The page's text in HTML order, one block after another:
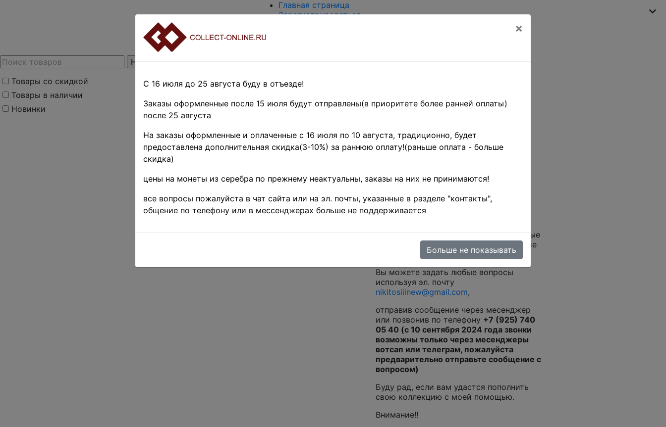
Товары со скидкой
Товары в наличии
Новинки
Главная страница
Зарегистрироваться
Оценка и покупка
Поиск по магазину
Проект
"COLLECT-
ONLINE"
Большой выбор коллекционного
материала на одной площадке,
материалы всех эпох, так и иностранные
монеты, боны, почтовые марки и другие
коллекционные предметы.
Вы можете задать любые вопросы
используя эл. почту
nikitosiiinew@gmail.com,
отправив сообщение через месенджер
или позвонив по телефону +7 (925) 740
05 40 (с 10 сентября 2024 года звонки
возможны только через месенджеры
вотсап или телеграм, пожалуйста
предварительно отправьте сообщение с
вопросом)
Буду рад, если вам удастся пополнить
свою коллекцию с моей помощью.
Внимание!!
×
С 16 июля до 25 августа буду в отъезде!
Заказы оформленные после 15 июля будут отправлены(в приоритете более ранней оплаты)
после 25 августа
На заказы оформленные и оплаченные с 16 июля по 10 августа, традиционно, будет
предоставлена дополнительная скидка(3-10%) за раннюю оплату!(раньше оплата - больше
скидка)
цены на монеты из серебра по прежнему неактуальны, заказы на них не принимаются!
все вопросы пожалуйста в чат сайта или на эл. почты, указанные в разделе "контакты",
общение по телефону или в мессенджерах больше не поддерживается
Больше не показывать